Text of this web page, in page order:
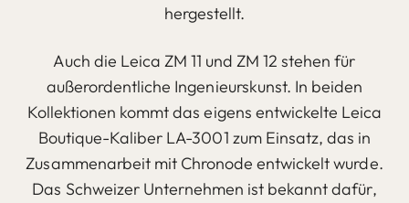
hergestellt.
Auch die Leica ZM 11 und ZM 12 stehen für
außerordentliche Ingenieurskunst. In beiden
Kollektionen kommt das eigens entwickelte Leica
Boutique-Kaliber LA-3001 zum Einsatz, das in
Zusammenarbeit mit Chronode entwickelt wurde.
Das Schweizer Unternehmen ist bekannt dafür,